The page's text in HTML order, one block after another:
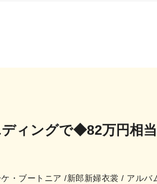
ディングで◆82万円相
・ブートニア /新郎新婦衣裳 / アル